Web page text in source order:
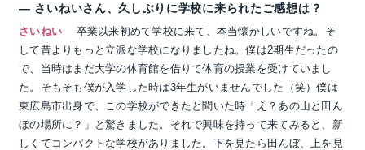
― さいねいさん、久しぶりに学校に来られたご感想は？
さいねい 卒業以来初めて学校に来て、本当懐かしいですね。そ
して昔よりもっと立派な学校になりましたね。僕は2期生だったの
で、当時はまだ大学の体育館を借りて体育の授業を受けていまし
た。そもそも僕が入学した時は3年生がいませんでした（笑）僕は
東広島市出身で、この学校ができたと聞いた時「え？あの山と田ん
ぼの場所に？」と驚きました。それで興味を持って来てみると、新
しくてコンパクトな学校がありました。下を見たら田んぼ、上を見